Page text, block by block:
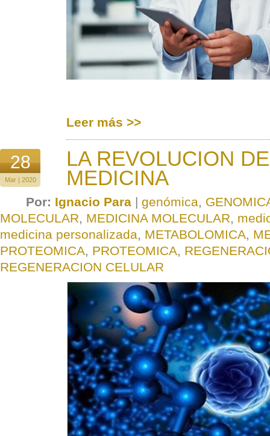
Leer más >>
28
Mar | 2020
LA REVOLUCION
MEDICINA
Por: Ignacio Para | genómica,
MOLECULAR, MEDICINA MOLECULAR,
medicina personalizada, METABOLOMICA,
PROTEOMICA, PROTEOMICA,
REGENERACION CELULAR